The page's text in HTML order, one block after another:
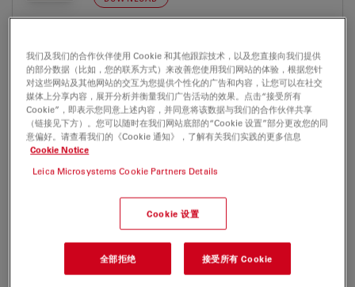
Jul 27, 2026 PDF, 4 MB
DOWNLOAD
Leica LED3000-5000 Brochure EN
Jul 27, 2026 PDF, 4 MB
DOWNLOAD
Leica LED3000-5000 Brochure ES
Jul 27, 2026 PDF, 4 MB
我们及我们的合作伙伴使用 Cookie 和其他跟踪技术，以及您直接向我们提供
的部分数据（比如，您的联系方式）来改善您使用我们网站的体验，根据您针
对这些网站及其他网站的交互为您提供个性化的广告和内容，让您可以在社交
媒体上分享内容，展开分析并衡量我们广告活动的效果。点击“接受所有
Cookie”，即表示您同意上述内容，并同意将该数据与我们的合作伙伴共享
（链接见下方）。您可以随时在我们网站底部的“Cookie 设置”部分更改您的同
意偏好。请查看我们的《Cookie 通知》，了解有关我们实践的更多信息
Cookie Notice
Leica Microsystems Cookie Partners Details
Cookie 设置
全部拒绝 接受所有 Cookie